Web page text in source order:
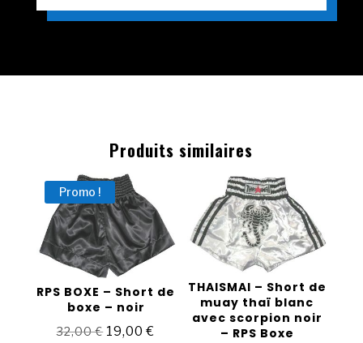
Produits similaires
Promo !
RPS BOXE – Short de
boxe – noir
32,00€ Le
19,00€
THAISMAI – Short de
muay thaï blanc
avec scorpion noir
– RPS Boxe